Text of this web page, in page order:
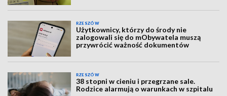
RZESZÓW
Użytkownicy, którzy do środy nie
zalogowali się do mObywatela muszą
przywrócić ważność dokumentów
RZESZÓW
38 stopni w cieniu i przegrzane sale.
Rodzice alarmują o warunkach w szpitalu